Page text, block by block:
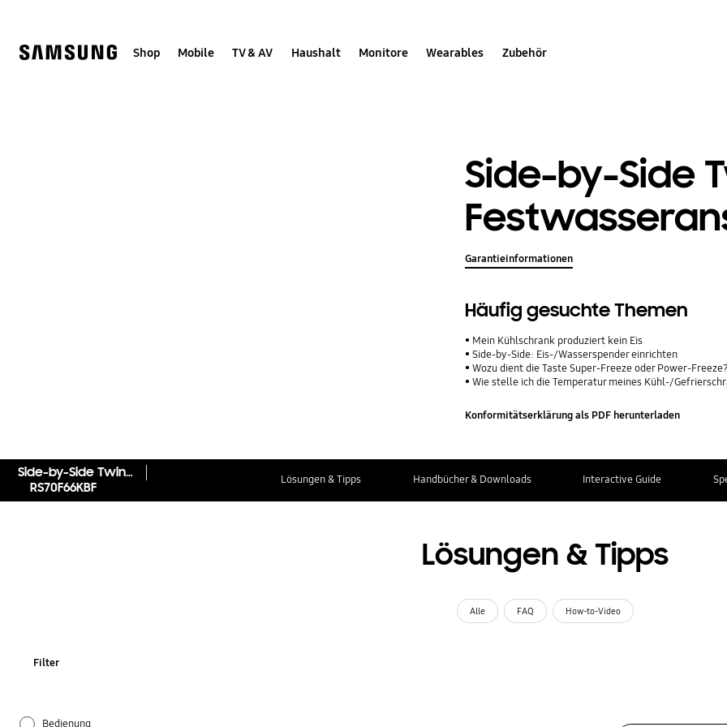
help
Shop Mobile TV & AV Haushalt Monitore Wearables Zubehör
Side-by-Side
Garantieinformationen
Häufig gesuchte Themen
Mein Kühlschrank produziert kein Eis
Side-by-Side: Eis-/Wasserspender einrichten
Wozu dient die Taste Super-Freeze oder Power-
Wie stelle ich die Temperatur meines Kühl-/
Konformitätserklärung als PDF herunterladen
Side-by-Side Twin Cooling, Festwasseranschluss 634L
RS70F66KBF
Lösungen & Tipps Handbücher & Downloads Interactive Guide
Lösungen & Tipps
Alle FAQ How-to-Video
Filter
Bedienung